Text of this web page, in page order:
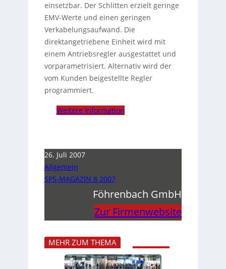
einsetzbar. Der Schlitten erzielt geringe
EMV-Werte und einen geringen
Verkabelungsaufwand. Die
direktangetriebene Einheit wird mit
einem Antriebsregler ausgestattet und
vorparametrisiert. Alternativ wird der
vom Kunden beigestellte Regler
programmiert.
Weitere Information
26. Juli 2007
Allgemein
SPS-MAGAZIN 8 2007
Föhrenbach GmbH
Zur Firmenwebsite
MEHR ZUM THEMA